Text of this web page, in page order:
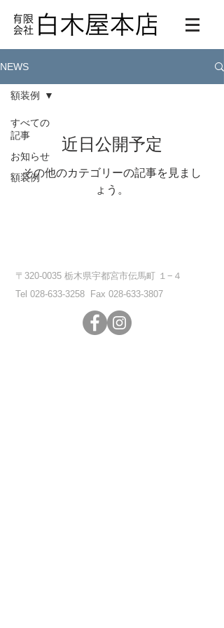
NEWS
すべての
記事
お知らせ
額装例
額装例
近日公開予定
その他のカテゴリーの記事を見まし
ょう。
〒320-0035 栃木県宇都宮市伝馬町 １−４
Tel 028-633-3258 Fax 028-633-3807